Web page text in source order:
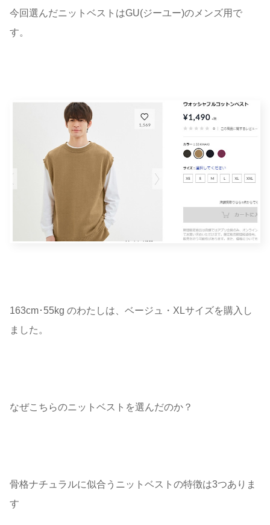
今回選んだニットベストはGU(ジーユー)のメンズ用で
す。
163cm･55kg のわたしは、ベージュ・XLサイズを購入し
ました。
なぜこちらのニットベストを選んだのか？
骨格ナチュラルに似合うニットベストの特徴は3つありま
す